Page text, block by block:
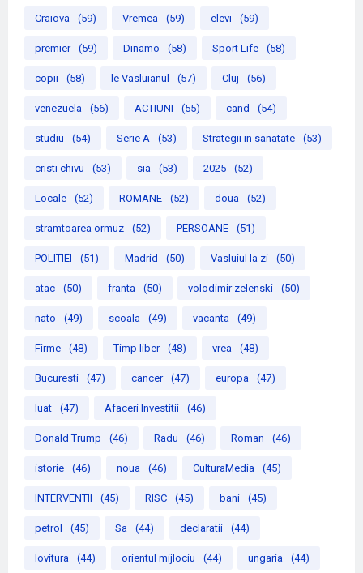
Craiova (59) Vremea (59) elevi (59)
premier (59) Dinamo (58) Sport Life (58)
copii (58) le Vasluianul (57) Cluj (56)
venezuela (56) ACTIUNI (55) cand (54)
studiu (54) Serie A (53) Strategii in sanatate (53)
cristi chivu (53) sia (53) 2025 (52)
Locale (52) ROMANE (52) doua (52)
stramtoarea ormuz (52) PERSOANE (51)
POLITIEI (51) Madrid (50) Vasluiul la zi (50)
atac (50) franta (50) volodimir zelenski (50)
nato (49) scoala (49) vacanta (49)
Firme (48) Timp liber (48) vrea (48)
Bucuresti (47) cancer (47) europa (47)
luat (47) Afaceri Investitii (46)
Donald Trump (46) Radu (46) Roman (46)
istorie (46) noua (46) CulturaMedia (45)
INTERVENTII (45) RISC (45) bani (45)
petrol (45) Sa (44) declaratii (44)
lovitura (44) orientul mijlociu (44) ungaria (44)